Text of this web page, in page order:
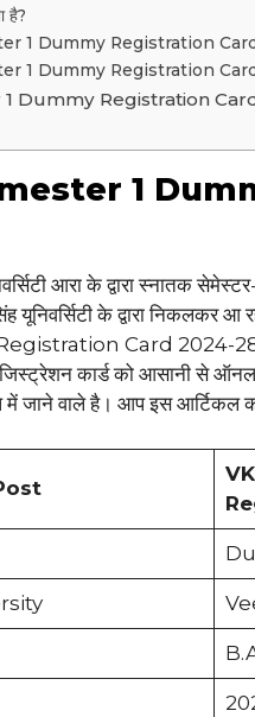
है?
1 Dummy Registration Card
1 Dummy Registration Card
Dummy Registration
1
आरा के द्वारा स्नातक
यूनिवर्सिटी के द्वारा निकलकर आ
Card 2024-28 को
कार्ड को आसानी से
में जाने वाले है। आप इस